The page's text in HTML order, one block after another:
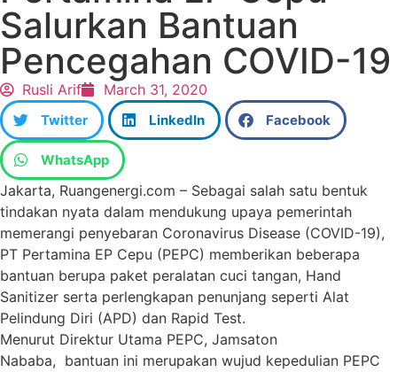
Salurkan Bantuan
Pencegahan COVID-19
Rusli Arif March 31, 2020
Twitter LinkedIn Facebook
WhatsApp
Jakarta, Ruangenergi.com – Sebagai salah satu bentuk
tindakan nyata dalam mendukung upaya pemerintah
memerangi penyebaran Coronavirus Disease (COVID-19),
PT Pertamina EP Cepu (PEPC) memberikan beberapa
bantuan berupa paket peralatan cuci tangan, Hand
Sanitizer serta perlengkapan penunjang seperti Alat
Pelindung Diri (APD) dan Rapid Test.
Menurut Direktur Utama PEPC, Jamsaton
Nababa, bantuan ini merupakan wujud kepedulian PEPC